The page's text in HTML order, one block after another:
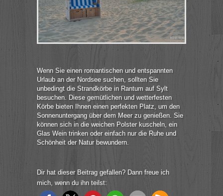
Wenn Sie einen romantischen und entspannten
Urlaub an der Nordsee suchen, sollten Sie
unbedingt die Strandkörbe in Rantum auf Sylt
besuchen. Diese gemütlichen und wetterfesten
Körbe bieten Ihnen einen perfekten Platz, um den
Sonnenuntergang über dem Meer zu genießen. Sie
können sich in die weichen Polster kuscheln, ein
Glas Wein trinken oder einfach nur die Ruhe und
Schönheit der Natur bewundern.
Dir hat dieser Beitrag gefallen? Dann freue ich
mich, wenn du ihn teilst: